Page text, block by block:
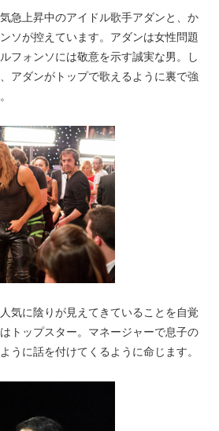
急上昇中のアイドル歌手アダンと、か
ソが控えています。アダンは女性問題
フォンソには敬意を示す誠実な男。し
アダンがトップで歌えるように裏で強
気に陰りが見えてきていることを自覚
トップスター。マネージャーで息子の
うに話を付けてくるように命じます。